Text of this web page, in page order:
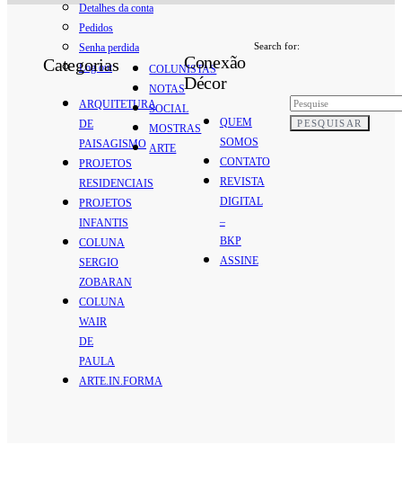
Detalhes da conta
Pedidos
Senha perdida
Log out
Categorias
ARQUITETURA
DE
PAISAGISMO
PROJETOS
RESIDENCIAIS
PROJETOS
INFANTIS
COLUNA
SERGIO
ZOBARAN
COLUNA
WAIR
DE
PAULA
ARTE.IN.FORMA
COLUNISTAS
NOTAS
SOCIAL
MOSTRAS
ARTE
Conexão
Décor
QUEM
SOMOS
CONTATO
REVISTA
DIGITAL
–
BKP
ASSINE
Search for:
PESQUISAR